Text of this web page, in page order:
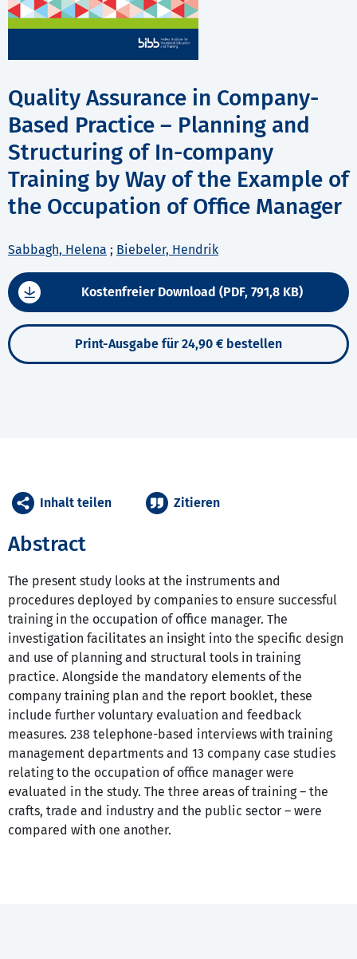
Quality Assurance in Company-
Based Practice – Planning and
Structuring of In-company
Training by Way of the Example of
the Occupation of Office Manager
Sabbagh, Helena ; Biebeler, Hendrik
Kostenfreier Download (PDF, 791,8 KB)
Print-Ausgabe für 24,90 € bestellen
Abstract
The present study looks at the instruments and
procedures deployed by companies to ensure successful
training in the occupation of office manager. The
investigation facilitates an insight into the specific design
and use of planning and structural tools in training
practice. Alongside the mandatory elements of the
company training plan and the report booklet, these
include further voluntary evaluation and feedback
measures. 238 telephone-based interviews with training
management departments and 13 company case studies
relating to the occupation of office manager were
evaluated in the study. The three areas of training – the
crafts, trade and industry and the public sector – were
compared with one another.
Inhalt teilen Zitieren